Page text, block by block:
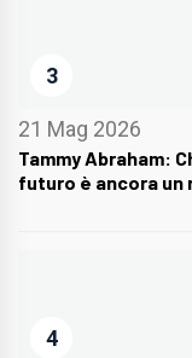
3
21 Mag 2026
Tammy Abraham:
futuro è ancora un
4